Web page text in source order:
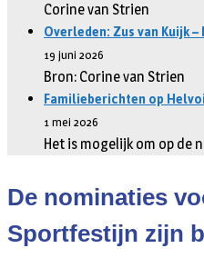
Corine van Strien
Overleden: Zus van Kuijk
19 juni 2026
Bron: Corine van Strien
Familieberichten op
1 mei 2026
Het is mogelijk om op de
De nominaties
Sportfestijn zijn